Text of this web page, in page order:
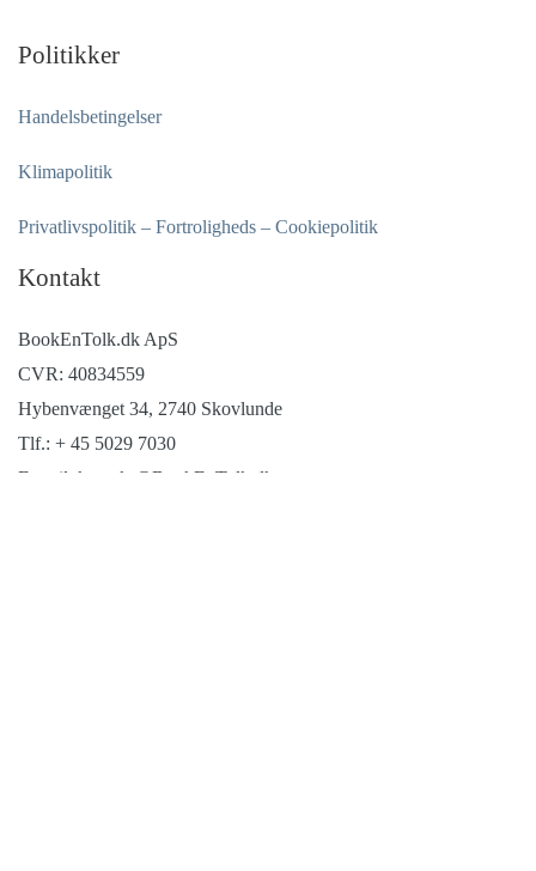
Politikker
Handelsbetingelser
Klimapolitik
Privatlivspolitik – Fortroligheds – Cookiepolitik
Kontakt
BookEnTolk.dk ApS
CVR: 40834559
Hybenvænget 34, 2740 Skovlunde
Tlf.: + 45 5029 7030
E-mail: kontakt@BookEnTolk.dk